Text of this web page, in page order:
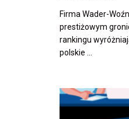
Firma Wader-
prestiżowym
rankingu
polskie ...